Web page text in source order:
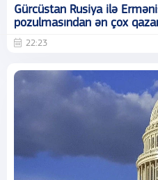
Gürcüstan Rusiya ilə
pozulmasından ən çox
22:23